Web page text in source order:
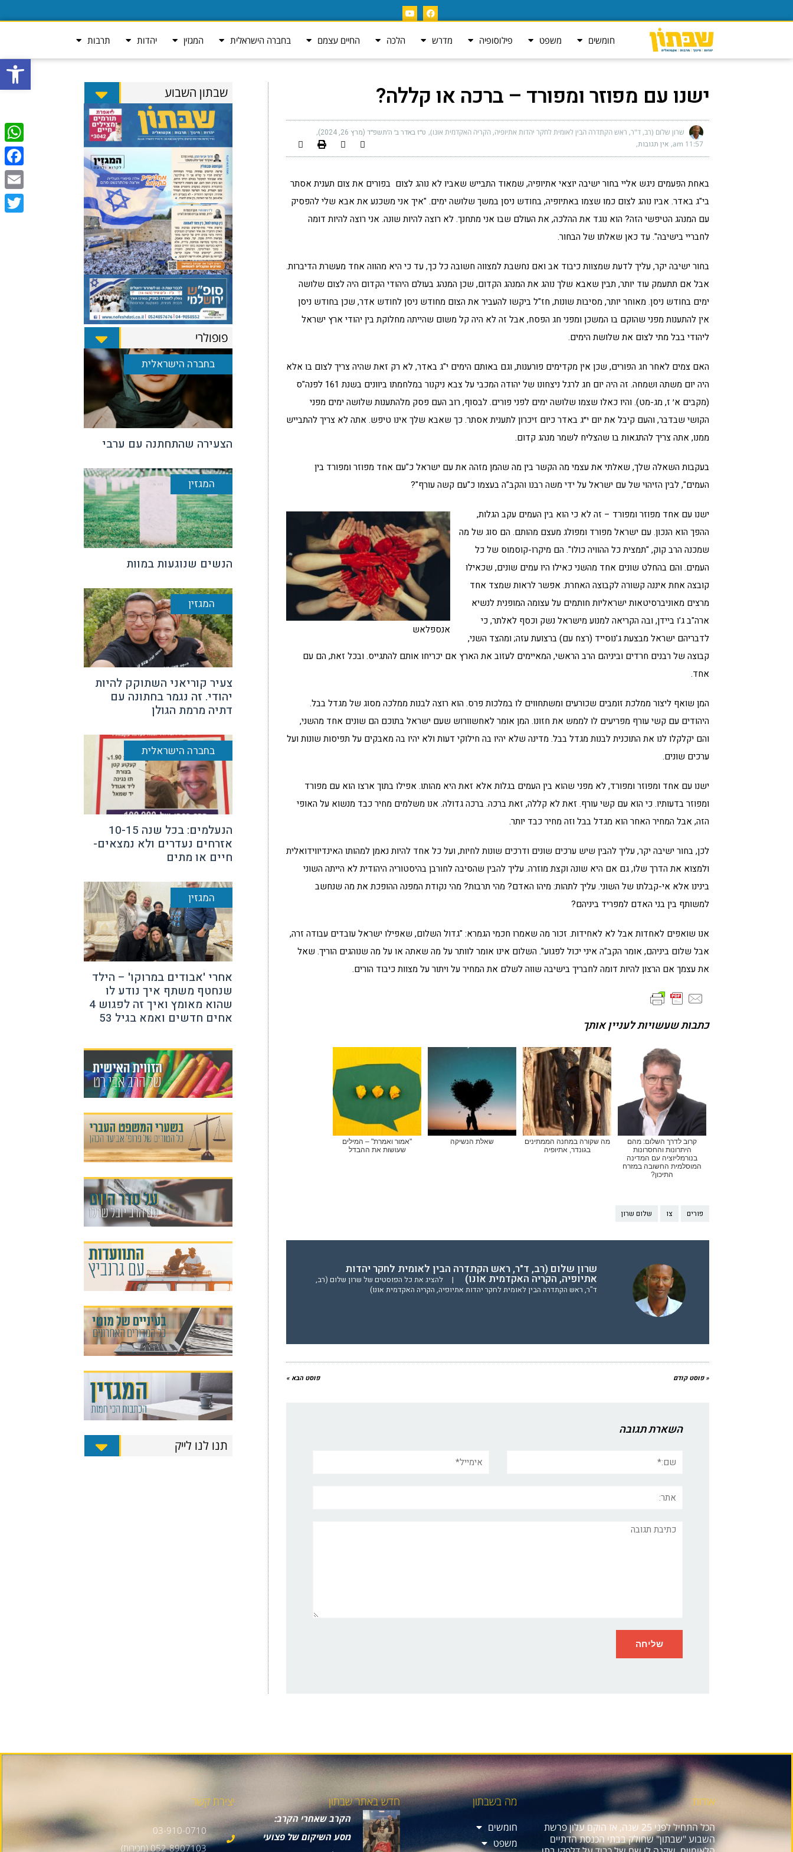
פתח
חומשים משפט פילוסופיה מדרש הלכה החיים עצמם בחברה הישראלית המגזין יהדות תרבות
ישנו עם מפוזר ומפורד – ברכה או קללה?
שרון שלום (רב, ד"ר, ראש הקתדרה הבין לאומית לחקר יהדות אתיופיה, הקריה האקדמית אונו) ט״ז באדר ב׳ ה׳תשפ״ד (מרץ 26, 2024)
11:57 am אין תגובות
באחת הפעמים ניגש אליי בחור ישיבה יוצאי אתיופיה, שמאוד התבייש שאביו לא נוהג לצום בפורים את צום תענית אסתר
בי"ג באדר. אביו נוהג לצום כמו שצמו באתיופיה, בחודש ניסן במשך שלושה ימים. "איך אני משכנע את אבא שלי להפסיק
עם המנהג הטיפשי הזה? הוא נוגד את ההלכה, את העולם שבו אני מתחנך. לא רוצה להיות שונה. אני רוצה להיות דומה
לחבריי בישיבה". עד כאן שאלתו של הבחור.
בחור ישיבה יקר, עליך לדעת שמצוות כיבוד אב ואם נחשבת למצווה חשובה כל כך, עד כי היא מהווה אחד מעשרת הדיברות.
אבל אם תתעמק עוד יותר, תבין שאבא שלך נוהג את המנהג הקדום, שכן המנהג בעולם היהודי הקדום היה לצום שלושה
ימים בחודש ניסן. מאוחר יותר, מסיבות שונות, חז"ל ביקשו להעביר את הצום מחודש ניסן לחודש אדר, שכן בחודש ניסן
אין להתענות מפני שהוקם בו המשכן ומפני חג הפסח, אבל זה לא היה קל משום שהייתה מחלוקת בין יהודי ארץ ישראל
ליהודי בבל מתי לצום את שלושת הימים.
האם צמים לאחר חג הפורים, שכן אין מקדימים פורענות, וגם באותם הימים י"ג באדר, לא רק זאת שהיה צריך לצום בו אלא
היה יום משתה ושמחה. זה היה יום חג לרגל ניצחונו של יהודה המכבי על צבא ניקנור במלחמתו ביוונים בשנת 161 לפנה"ס
(מקבים א׳ ז, מג-מט). והיו כאלו שצמו שלושה ימים לפני פורים. לבסוף, רוב העם פסק מלהתענות שלושה ימים מפני
הקושי שבדבר, והעם קיבל את יום י״ג באדר כיום זיכרון לתענית אסתר. כך שאבא שלך אינו טיפש. אתה לא צריך להתבייש
ממנו, אתה צריך להתגאות בו שהצליח לשמר מנהג קדום.
בעקבות השאלה שלך, שאלתי את עצמי מה הקשר בין מה שהמן מזהה את עם ישראל כ"עם אחד מפוזר ומפורד בין
העמים", לבין הזיהוי של עם ישראל על ידי משה רבנו והקב"ה בעצמו כ"עם קשה עורף"?
אנספלאש
ישנו עם אחד מפוזר ומפורד – זה לא כי הוא בין העמים עקב הגלות,
ההפך הוא הנכון. עם ישראל מפורד ומפולג מעצם מהותם. הם סוג של מה
שמכנה הרב קוק, "תמצית כל ההוויה כולו". הם מיקרו-קוסמוס של כל
העמים. והם בהחלט שונים אחד מהשני כאילו היו עמים שונים, שכאילו
קובצה אחת איננה קשורה לקבוצה האחרת. אפשר לראות שמצד אחד
מרצים מאוניברסיטאות ישראליות חותמים על עצומה המופנית לנשיא
ארה"ב ג'ו ביידן, ובה הקריאה למנוע מישראל נשק וכסף לאלתר, כי
לדבריהם ישראל מבצעת ג'נוסייד (רצח עם) ברצועת עזה; ומהצד השני,
קבוצה של רבנים חרדים וביניהם הרב הראשי, המאיימים לעזוב את הארץ אם יכריחו אותם להתגייס. ובכל זאת, הם עם
אחד.
המן שואף ליצור ממלכת זומבים שכורעים ומשתחווים לו במלכות פרס. הוא רוצה לבנות ממלכה מסוג של מגדל בבל.
היהודים עם קשי עורף מפריעים לו לממש את חזונו. המן אומר לאחשוורוש שעם ישראל בתוכם הם שונים אחד מהשני,
והם יקלקלו לנו את התוכנית לבנות מגדל בבל. מדינה שלא יהיו בה חילוקי דעות ולא יהיו בה מאבקים על תפיסות שונות ועל
ערכים שונים.
ישנו עם אחד ומפוזר ומפורד, לא מפני שהוא בין העמים בגלות אלא זאת היא מהותו. אפילו בתוך ארצו הוא עם מפורד
ומפוזר בדעותיו. כי הוא עם קשי עורף. זאת לא קללה, זאת ברכה. ברכה גדולה. אנו משלמים מחיר כבד מנשוא על האופי
הזה, אבל המחיר האחר הוא מגדל בבל וזה מחיר כבד יותר.
לכן, בחור ישיבה יקר, עליך להבין שיש ערכים שונים ודרכים שונות לחיות, ועל כל אחד להיות נאמן למהותו האינדיווידואלית
ולמצוא את הדרך שלו, גם אם היא שונה וקצת מוזרה. עליך להבין שהסיבה לחורבן בהיסטוריה היהודית לא הייתה השוני
בינינו אלא אי-קבלתו של השוני. עליך לתהות: מיהו האדם? מהי תרבות? מהי נקודת המפנה ההופכת את מה שנחשב
למשותף בין בני האדם למפריד ביניהם?
אנו שואפים לאחדות אבל לא לאחידות. זכור מה שאמרו חכמי הגמרא: "גדול השלום, שאפילו ישראל עובדים עבודה זרה,
אבל שלום ביניהם, אומר הקב"ה איני יכול לפגוע". השלום אינו אומר לוותר על מה שאתה או על מה שנוהגים הוריך. שאל
את עצמך אם הרצון להיות דומה לחבריך בישיבה שווה לשלם את המחיר על ויתור על מצוות כיבוד הורים.
כתבות שעשויות לעניין אותך
קרוב לדרך השלום: מהם
היתרונות והחסרונות
בנורמליזציה עם המדינה
המוסלמית החשובה במזרח
התיכון?
מה שקורה במחנה הממתינים
בגונדר, אתיופיה
שאלת הנשיקה
"אמור ואמרת" – המילים
שעושות את ההבדל
פורים צו שלום שרון
שרון שלום (רב, ד"ר, ראש הקתדרה הבין לאומית לחקר יהדות
אתיופיה, הקריה האקדמית אונו) |
להציג את כל הפוסטים של שרון שלום (רב,
ד"ר, ראש הקתדרה הבין לאומית לחקר יהדות אתיופיה, הקריה האקדמית אונו)
« פוסט קודם פוסט הבא »
השארת תגובה
תגובה
שבתון השבוע
פופולרי
בחברה הישראלית
הצעירה שהתחתנה עם ערבי
המגזין
הנשים שנוגעות במוות
המגזין
צעיר קוריאני השתוקק להיות
יהודי. זה נגמר בחתונה עם
דתיה מרמת הגולן
בחברה הישראלית
הנעלמים: בכל שנה 10-15
אזרחים נעדרים ולא נמצאים-
חיים או מתים
המגזין
אחרי 'אבודים במרוקו' – הילד
שנחטף משתף איך נודע לו
שהוא מאומץ ואיך זה לפגוש 4
אחים חדשים ואמא בגיל 53
תנו לנו לייק
אודות
הכל התחיל לפני 25 שנה, אז הוקם עלון פרשת
השבוע "שבתון" שחולק בבתי הכנסת הדתיים
מה בשבתון
חומשים
משפט
חדש באתר שבתון
הקרב שאחרי הקרב:
מסע השיקום של פצועי
יצירת קשר
03-910-0710
052-8907103 (מכירות)
Email